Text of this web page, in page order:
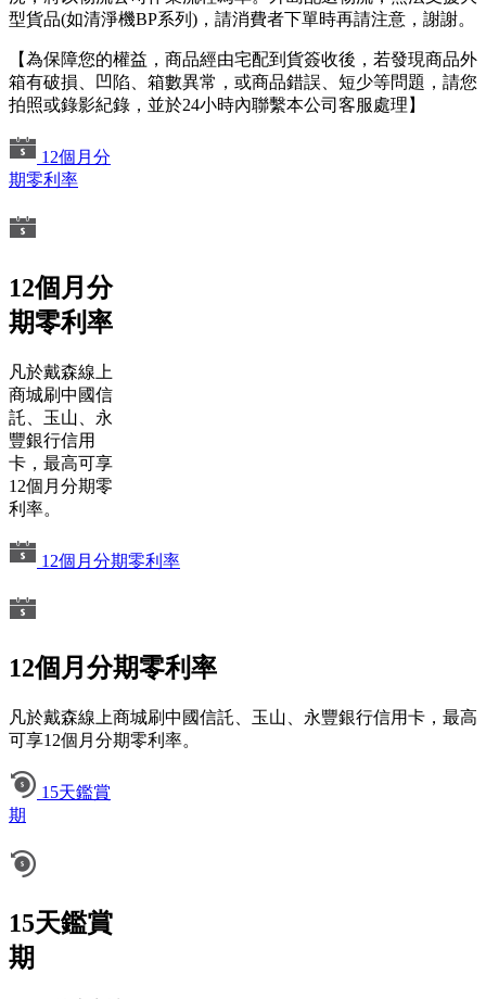
型貨品(如清淨機BP系列)，請消費者下單時再請注意，謝謝。
【為保障您的權益，商品經由宅配到貨簽收後，若發現商品外
箱有破損、凹陷、箱數異常，或商品錯誤、短少等問題，請您
拍照或錄影紀錄，並於24小時內聯繫本公司客服處理】
12個月分
期零利率
12個月分
期零利率
凡於戴森線上
商城刷中國信
託、玉山、永
豐銀行信用
卡，最高可享
12個月分期零
利率。
12個月分期零利率
12個月分期零利率
凡於戴森線上商城刷中國信託、玉山、永豐銀行信用卡，最高
可享12個月分期零利率。
15天鑑賞
期
15天鑑賞
期